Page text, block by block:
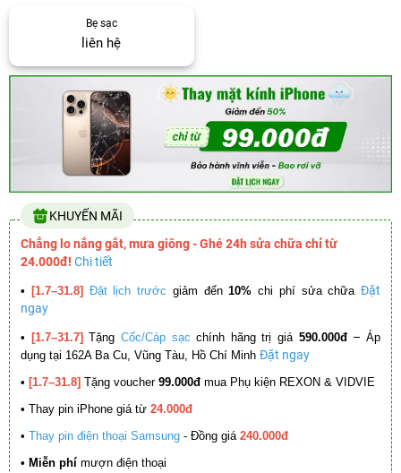
Bẹ sạc
liên hệ
KHUYẾN MÃI
Chẳng lo nắng gắt, mưa giông - Ghé 24h sửa chữa chỉ từ
24.000đ! Chi tiết
• [1.7–31.8] Đặt lịch trước giảm đến10% chi phí sửa chữa Đặt
ngay
• [1.7–31.7] Tặng Cốc/Cáp sạc chính hãng trị giá 590.000đ –Áp
dụng tại 162A Ba Cu, Vũng Tàu, Hồ Chí Minh Đặt ngay
• [1.7–31.8] Tặng voucher 99.000đ mua Phụ kiện REXON & VIDVIE
• Thay pin iPhone giá từ 24.000đ
• Thay pin điện thoại Samsung - Đồng giá 240.000đ
• Miễn phí mượn điện thoại